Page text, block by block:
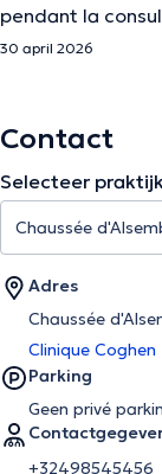
pendant la
30 april 2026
Contact
Selecteer
Adres
Chaussée
Clinique Coghen
Parking
Geen privé
+32498545456